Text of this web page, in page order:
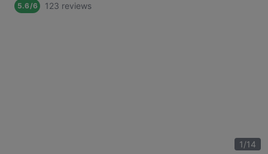
5.6/6 123 reviews
1/14